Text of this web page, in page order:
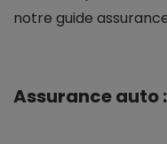
notre guide
Assurance auto